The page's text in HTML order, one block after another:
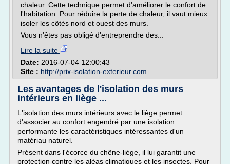
chaleur. Cette technique permet d'améliorer le confort de
l'habitation. Pour réduire la perte de chaleur, il vaut mieux
isoler les côtés nord et ouest des murs.
Vous n'êtes pas obligé d'entreprendre des...
Lire la suite
Date: 2016-07-04 12:00:43
Site : http://prix-isolation-exterieur.com
Les avantages de l'isolation des murs
intérieurs en liège ...
L'isolation des murs intérieurs avec le liège permet
d'associer au confort engendré par une isolation
performante les caractéristiques intéressantes d'un
matériau naturel.
Présent dans l'écorce du chêne-liège, il lui garantit une
protection contre les aléas climatiques et les insectes. Pour